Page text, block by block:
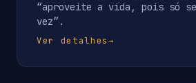
“aproveite a vida, pois só
vez”.
Ver detalhes→